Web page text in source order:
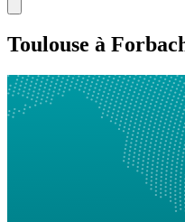
Toulouse à